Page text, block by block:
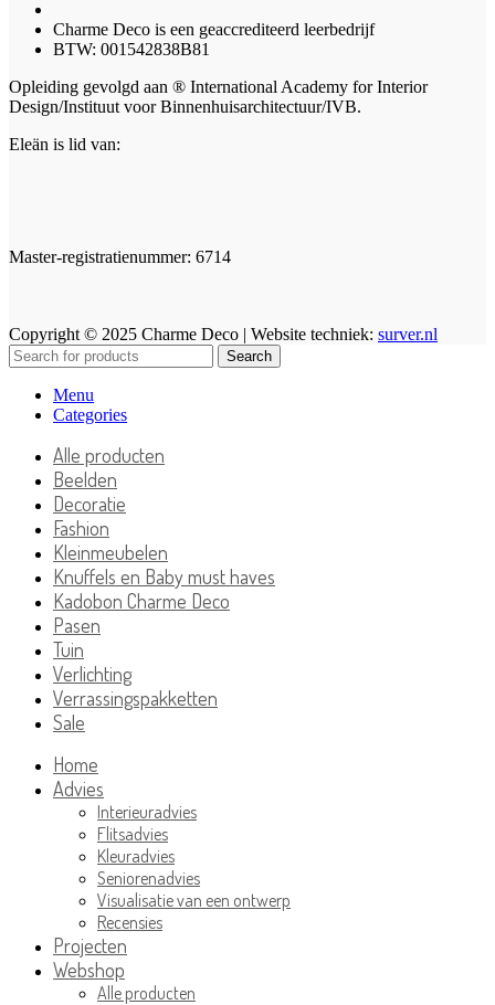
Charme Deco is een geaccrediteerd leerbedrijf
BTW: 001542838B81
Opleiding gevolgd aan ® International Academy for Interior
Design/Instituut voor Binnenhuisarchitectuur/IVB.
Eleän is lid van:
Master-registratienummer: 6714
Copyright © 2025 Charme Deco | Website techniek: surver.nl
Search
Menu
Categories
Alle producten
Beelden
Decoratie
Fashion
Kleinmeubelen
Knuffels en Baby must haves
Kadobon Charme Deco
Pasen
Tuin
Verlichting
Verrassingspakketten
Sale
Home
Advies
Interieuradvies
Flitsadvies
Kleuradvies
Seniorenadvies
Visualisatie van een ontwerp
Recensies
Projecten
Webshop
Alle producten